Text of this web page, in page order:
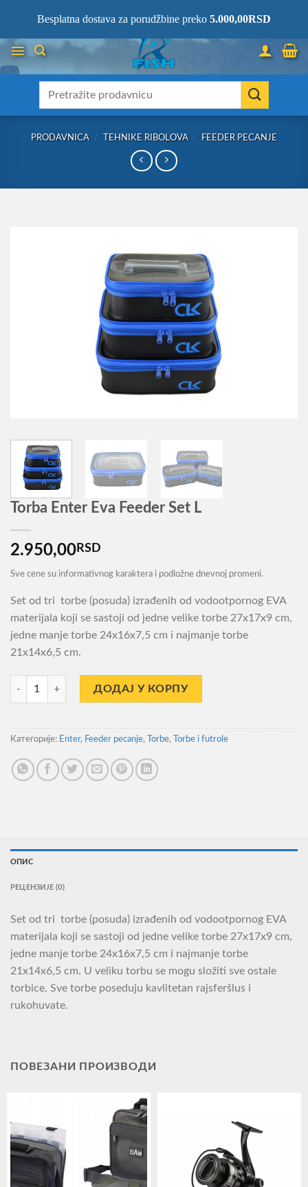
content
MESTU!
PRODAVNICA / TEHNIKE RIBOLOVA / FEEDER PECANJE
Torba Enter Eva Feeder Set L
2.950,00RSD
Sve cene su informativnog karaktera i podložne dnevnoj promeni.
Set od tri torbe (posuda) izrađenih od vodootpornog EVA
materijala koji se sastoji od jedne velike torbe 27x17x9 cm,
jedne manje torbe 24x16x7,5 cm i najmanje torbe
21x14x6,5 cm.
Torba Enter Eva Feeder Set L количина
ДОДАЈ У КОРПУ
Категорије: Enter, Feeder pecanje, Torbe, Torbe i futrole
ОПИС
РЕЦЕНЗИЈЕ (0)
Set od tri torbe (posuda) izrađenih od vodootpornog EVA
materijala koji se sastoji od jedne velike torbe 27x17x9 cm,
jedne manje torbe 24x16x7,5 cm i najmanje torbe
21x14x6,5 cm. U veliku torbu se mogu složiti sve ostale
torbice. Sve torbe poseduju kavlitetan rajsferšlus i
rukohuvate.
ПОВЕЗАНИ ПРОИЗВОДИ
Besplatna dostava za porudžbine preko 5.000,00RSD